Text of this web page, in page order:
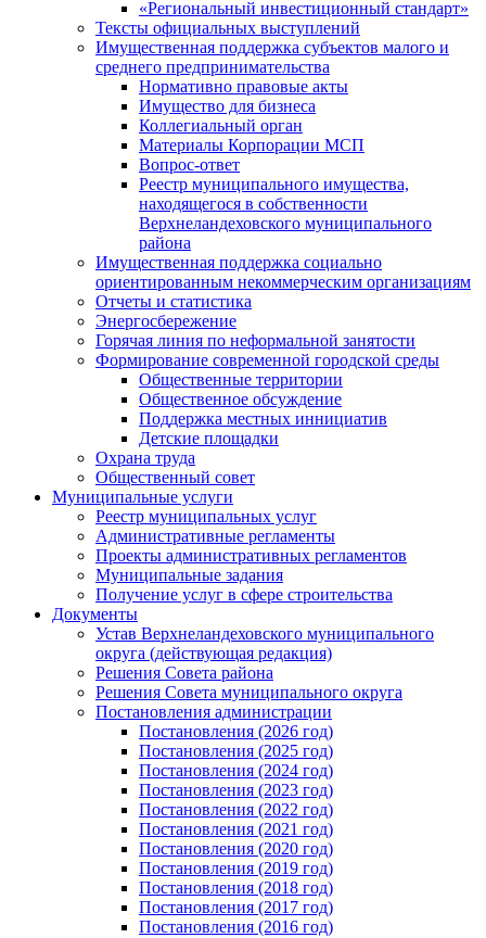
«Региональный инвестиционный стандарт»
Тексты официальных выступлений
Имущественная поддержка субъектов малого и
среднего предпринимательства
Нормативно правовые акты
Имущество для бизнеса
Коллегиальный орган
Материалы Корпорации МСП
Вопрос-ответ
Реестр муниципального имущества,
находящегося в собственности
Верхнеландеховского муниципального
района
Имущественная поддержка социально
ориентированным некоммерческим организациям
Отчеты и статистика
Энергосбережение
Горячая линия по неформальной занятости
Формирование современной городской среды
Общественные территории
Общественное обсуждение
Поддержка местных иннициатив
Детские площадки
Охрана труда
Общественный совет
Муниципальные услуги
Реестр муниципальных услуг
Административные регламенты
Проекты административных регламентов
Муниципальные задания
Получение услуг в сфере строительства
Документы
Устав Верхнеландеховского муниципального
округа (действующая редакция)
Решения Совета района
Решения Совета муниципального округа
Постановления администрации
Постановления (2026 год)
Постановления (2025 год)
Постановления (2024 год)
Постановления (2023 год)
Постановления (2022 год)
Постановления (2021 год)
Постановления (2020 год)
Постановления (2019 год)
Постановления (2018 год)
Постановления (2017 год)
Постановления (2016 год)